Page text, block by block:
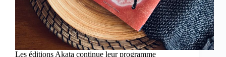
Les éditions Akata continue leur programme